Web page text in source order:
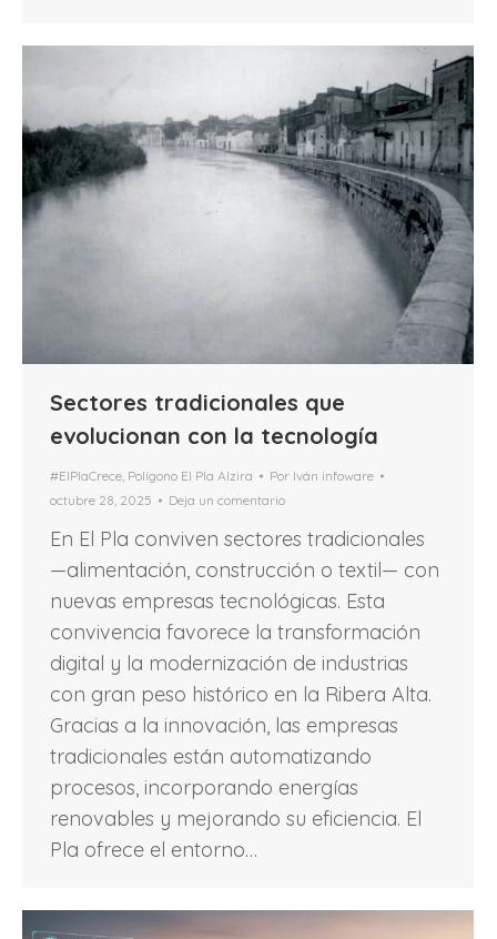
Sectores tradicionales que
evolucionan con la tecnología
#ElPlaCrece, Polígono El Pla Alzira Por Iván infoware
octubre 28, 2025
Deja un comentario
En El Pla conviven sectores tradicionales
—alimentación, construcción o textil— con
nuevas empresas tecnológicas. Esta
convivencia favorece la transformación
digital y la modernización de industrias
con gran peso histórico en la Ribera Alta.
Gracias a la innovación, las empresas
tradicionales están automatizando
procesos, incorporando energías
renovables y mejorando su eficiencia. El
Pla ofrece el entorno…